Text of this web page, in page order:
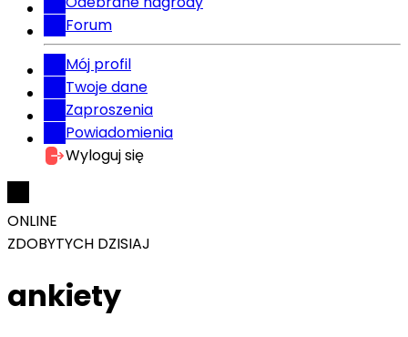
Forum
Mój profil
Twoje dane
Zaproszenia
Powiadomienia
Wyloguj się
ONLINE
ZDOBYTYCH DZISIAJ
ankiety